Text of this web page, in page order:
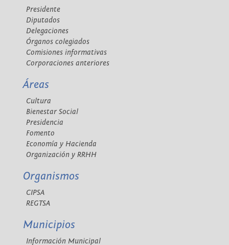
Presidente
Diputados
Delegaciones
Órganos colegiados
Comisiones informativas
Corporaciones anteriores
Áreas
Cultura
Bienestar Social
Presidencia
Fomento
Economía y Hacienda
Organización y RRHH
Organismos
CIPSA
REGTSA
Municipios
Información Municipal